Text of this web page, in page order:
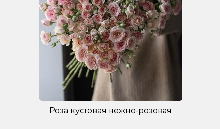
Роза кустовая нежно-розовая